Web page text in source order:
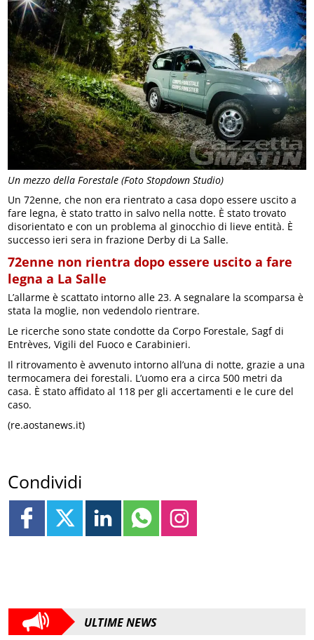
Un mezzo della Forestale (Foto Stopdown Studio)
Un 72enne, che non era rientrato a casa dopo essere uscito a
fare legna, è stato tratto in salvo nella notte. È stato trovato
disorientato e con un problema al ginocchio di lieve entità. È
successo ieri sera in frazione Derby di La Salle.
72enne non rientra dopo essere uscito a fare
legna a La Salle
L’allarme è scattato intorno alle 23. A segnalare la scomparsa è
stata la moglie, non vedendolo rientrare.
Le ricerche sono state condotte da Corpo Forestale, Sagf di
Entrèves, Vigili del Fuoco e Carabinieri.
Il ritrovamento è avvenuto intorno all’una di notte, grazie a una
termocamera dei forestali. L’uomo era a circa 500 metri da
casa. È stato affidato al 118 per gli accertamenti e le cure del
caso.
(re.aostanews.it)
Condividi
ULTIME NEWS